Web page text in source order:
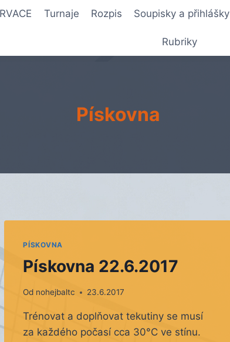
Turnaje Rozpis Soupisky a přihlášky
Rubriky
Pískovna
PÍSKOVNA
Pískovna 22.6.2017
Od nohejbaltc 23.6.2017
Trénovat a doplňovat tekutiny se musí
za každého počasí cca 30°C ve stínu.